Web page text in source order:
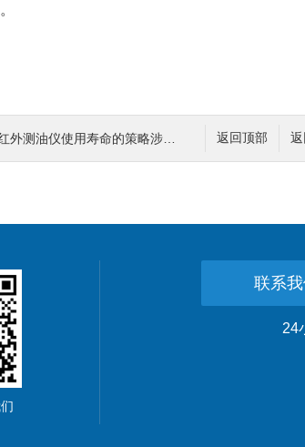
返回顶部
油仪使用寿命的策略涉及多个方面
联系我
24